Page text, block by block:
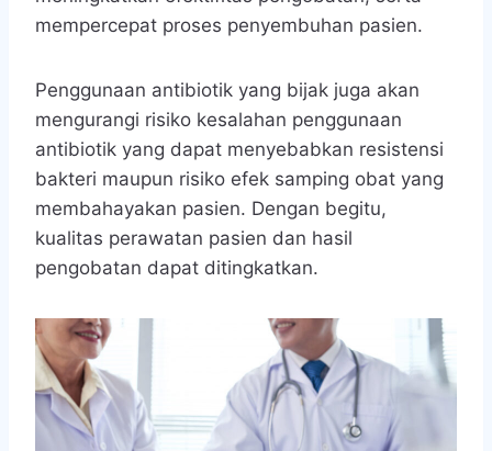
mempercepat proses penyembuhan pasien.
Penggunaan antibiotik yang bijak juga akan
mengurangi risiko kesalahan penggunaan
antibiotik yang dapat menyebabkan resistensi
bakteri maupun risiko efek samping obat yang
membahayakan pasien. Dengan begitu,
kualitas perawatan pasien dan hasil
pengobatan dapat ditingkatkan.